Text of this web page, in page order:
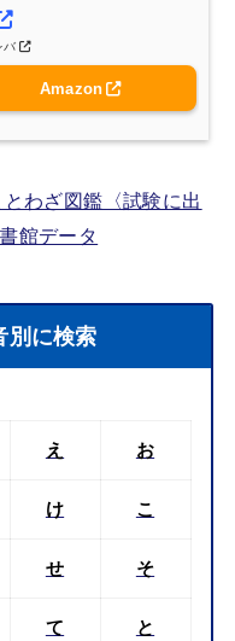
バ
Amazon
わざ図鑑〈試験に出
館データ
別に検索
え お
け こ
せ そ
て と